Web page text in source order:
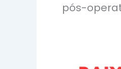
pós-